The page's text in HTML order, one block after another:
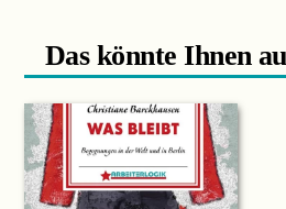
Das könnte Ihnen